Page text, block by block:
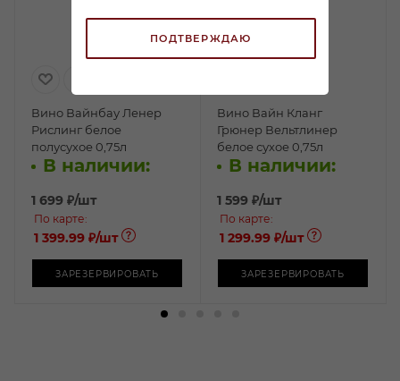
ПОДТВЕРЖДАЮ
Вино Вайнбау Ленер
Рислинг белое
полусухое 0,75л
В наличии:
1 699 ₽/шт
По карте:
1 399.99 ₽/шт
ЗАРЕЗЕРВИРОВАТЬ
Вино Вайн Кланг
Грюнер Вельтлинер
белое сухое 0,75л
В наличии:
1 599 ₽/шт
По карте:
1 299.99 ₽/шт
ЗАРЕЗЕРВИРОВАТЬ